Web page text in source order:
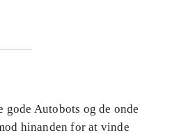
gode Autobots og de onde
hinanden for at vinde